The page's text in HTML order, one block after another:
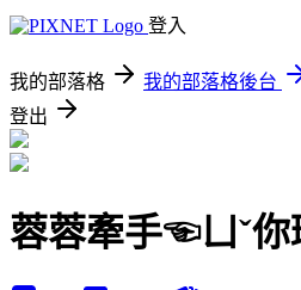
登入
我的部落格 我的部落格後台
登出
蓉蓉牽手☜ㄩˇ你